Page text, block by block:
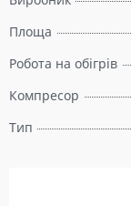
Площа
Робота на обігрів
Компресор
Тип